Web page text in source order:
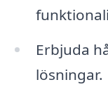
Erbjuda
lösningar.